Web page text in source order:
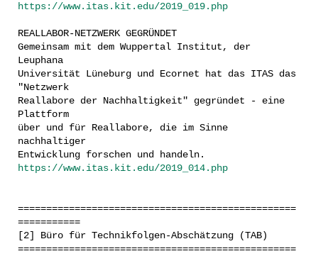
https://www.itas.kit.edu/2019_019.php
REALLABOR-NETZWERK GEGRÜNDET
Gemeinsam mit dem Wuppertal Institut, der
Leuphana
Universität Lüneburg und Ecornet hat das ITAS das
"Netzwerk
Reallabore der Nachhaltigkeit" gegründet - eine
Plattform
über und für Reallabore, die im Sinne
nachhaltiger
Entwicklung forschen und handeln.
https://www.itas.kit.edu/2019_014.php
=================================================
===========
[2] Büro für Technikfolgen-Abschätzung (TAB)
=================================================